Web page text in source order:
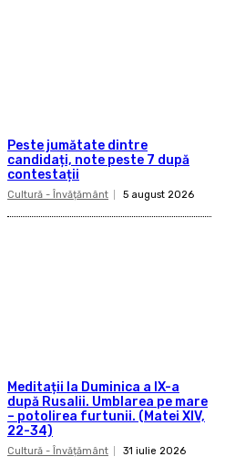
Peste jumătate dintre
candidați, note peste 7 după
contestații
Cultură - Învățământ 5 august 2026
Meditații la Duminica a IX-a
după Rusalii. Umblarea pe mare
– potolirea furtunii. (Matei XIV,
22-34)
Cultură - Învățământ 31 iulie 2026